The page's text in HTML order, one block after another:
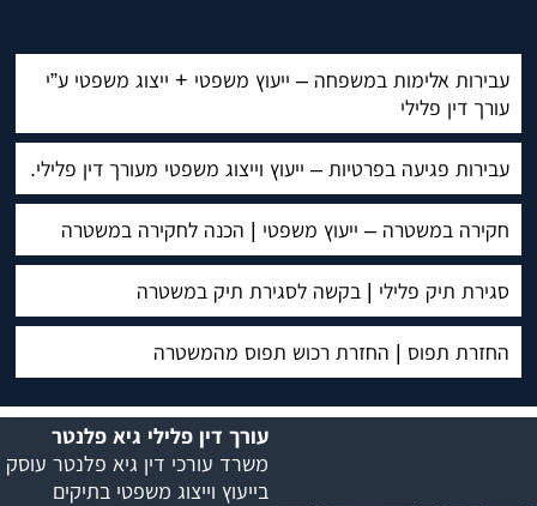
עבירות אלימות במשפחה – ייעוץ משפטי + ייצוג משפטי ע”י
עורך דין פלילי
עבירות פגיעה בפרטיות – ייעוץ וייצוג משפטי מעורך דין פלילי.
חקירה במשטרה – ייעוץ משפטי | הכנה לחקירה במשטרה
סגירת תיק פלילי | בקשה לסגירת תיק במשטרה
החזרת תפוס | החזרת רכוש תפוס מהמשטרה
עורך דין פלילי גיא פלנטר
משרד עורכי דין גיא פלנטר עוסק
בייעוץ וייצוג משפטי בתיקים